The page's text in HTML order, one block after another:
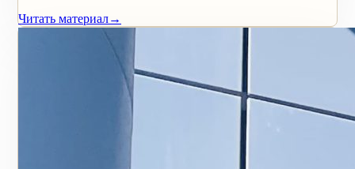
Читать материал→